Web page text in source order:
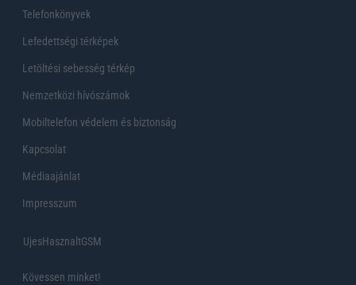
Telefonkönyvek
Lefedettségi térképek
Letöltési sebesség térkép
Nemzetközi hívószámok
Mobiltelefon védelem és biztonság
Kapcsolat
Médiaajánlat
Impresszum
UjesHasznaltGSM
Kövessen minket!